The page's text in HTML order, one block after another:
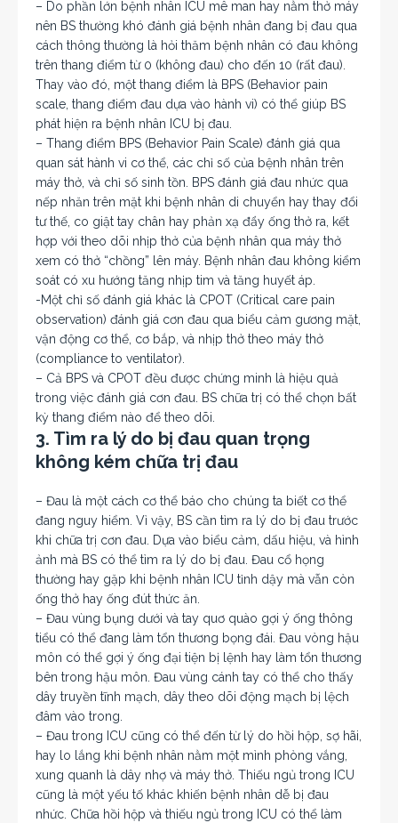
– Do phần lớn bệnh nhân ICU mê man hay nằm thở máy
nên BS thường khó đánh giá bệnh nhân đang bị đau qua
cách thông thường là hỏi thăm bệnh nhân có đau không
trên thang điểm từ 0 (không đau) cho đến 10 (rất đau).
Thay vào đó, một thang điểm là BPS (Behavior pain
scale, thang điểm đau dựa vào hành vi) có thể giúp BS
phát hiện ra bệnh nhân ICU bị đau.
– Thang điểm BPS (Behavior Pain Scale) đánh giá qua
quan sát hành vi cơ thể, các chỉ số của bệnh nhân trên
máy thở, và chỉ số sinh tồn. BPS đánh giá đau nhức qua
nếp nhăn trên mặt khi bệnh nhân di chuyển hay thay đổi
tư thế, co giật tay chân hay phản xạ đẩy ống thở ra, kết
hợp với theo dõi nhịp thở của bệnh nhân qua máy thở
xem có thở “chồng” lên máy. Bệnh nhân đau không kiểm
soát có xu hướng tăng nhịp tim và tăng huyết áp.
-Một chỉ số đánh giá khác là CPOT (Critical care pain
observation) đánh giá cơn đau qua biểu cảm gương mặt,
vận động cơ thể, cơ bắp, và nhịp thở theo máy thở
(compliance to ventilator).
– Cả BPS và CPOT đều được chứng minh là hiệu quả
trong việc đánh giá cơn đau. BS chữa trị có thể chọn bất
kỳ thang điểm nào để theo dõi.
3. Tìm ra lý do bị đau quan trọng
không kém chữa trị đau
– Đau là một cách cơ thể báo cho chúng ta biết cơ thể
đang nguy hiểm. Vì vậy, BS cần tìm ra lý do bị đau trước
khi chữa trị cơn đau. Dựa vào biểu cảm, dấu hiệu, và hình
ảnh mà BS có thể tìm ra lý do bị đau. Đau cổ họng
thường hay gặp khi bệnh nhân ICU tỉnh dậy mà vẫn còn
ống thở hay ống đút thức ăn.
– Đau vùng bụng dưới và tay quơ quào gợi ý ống thông
tiểu có thể đang làm tổn thương bọng đái. Đau vòng hậu
môn có thể gợi ý ống đại tiện bị lệnh hay làm tổn thương
bên trong hậu môn. Đau vùng cánh tay có thể cho thấy
dây truyền tĩnh mạch, dây theo dõi động mạch bị lệch
đâm vào trong.
– Đau trong ICU cũng có thể đến từ lý do hồi hộp, sợ hãi,
hay lo lắng khi bệnh nhân nằm một mình phòng vắng,
xung quanh là dây nhợ và máy thở. Thiếu ngủ trong ICU
cũng là một yếu tố khác khiến bệnh nhân dễ bị đau
nhức. Chữa hồi hộp và thiếu ngủ trong ICU có thể làm